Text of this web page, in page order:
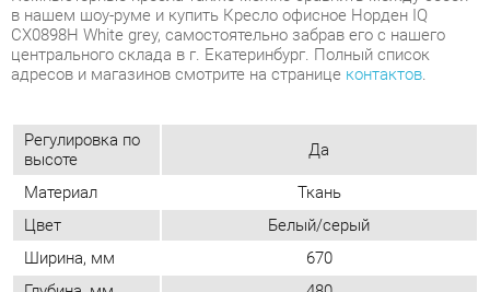
Материал
Ткань
Цвет
Белый/серый
Ширина, мм
670
Высота, мм
1080
Опора
Крестовина с колесиками
Обивка
Ткань
Мягкая спинка
Да
Упор для ног
Нет